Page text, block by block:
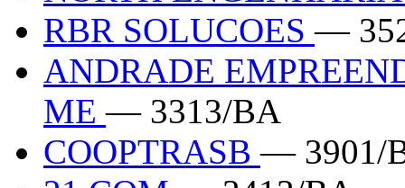
RBR SOLUCOES—
ANDRADE
ME— 3313/BA
COOPTRASB— 3901/